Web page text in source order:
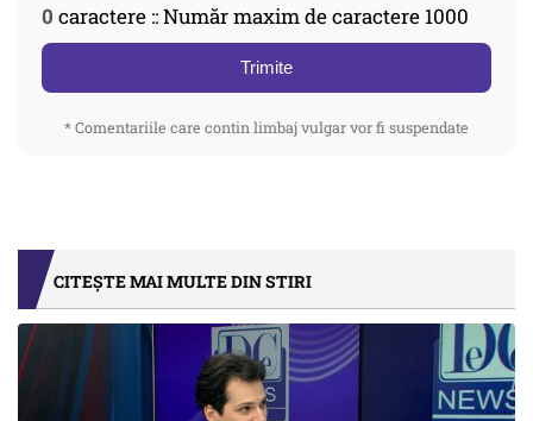
0 caractere :: Număr maxim de caractere 1000
Trimite
* Comentariile care contin limbaj vulgar vor fi suspendate
CITEȘTE MAI MULTE DIN STIRI